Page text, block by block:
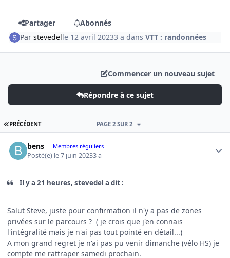
Partager
Abonnés
Parstevedelle 12 avril 20233 a dansVTT : randonnées
Commencer un nouveau sujet
Répondre à ce sujet
PREMIÈRE PAGE
PRÉCÉDENT PAGE 2 SUR 2
bens Membres réguliers
Posté(e) le 7 juin 20233 a
Il y a 21 heures, stevedel a dit :
Salut Steve, juste pour confirmation il n'y a pas de zones
privées sur le parcours ? ( je crois que j'en connais
l'intégralité mais je n'ai pas tout pointé en détail...)
A mon grand regret je n'ai pas pu venir dimanche (vélo HS) je
compte me rattraper samedi prochain.